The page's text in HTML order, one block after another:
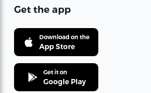
Get the app
Download on the
App Store
Get it on
Google Play